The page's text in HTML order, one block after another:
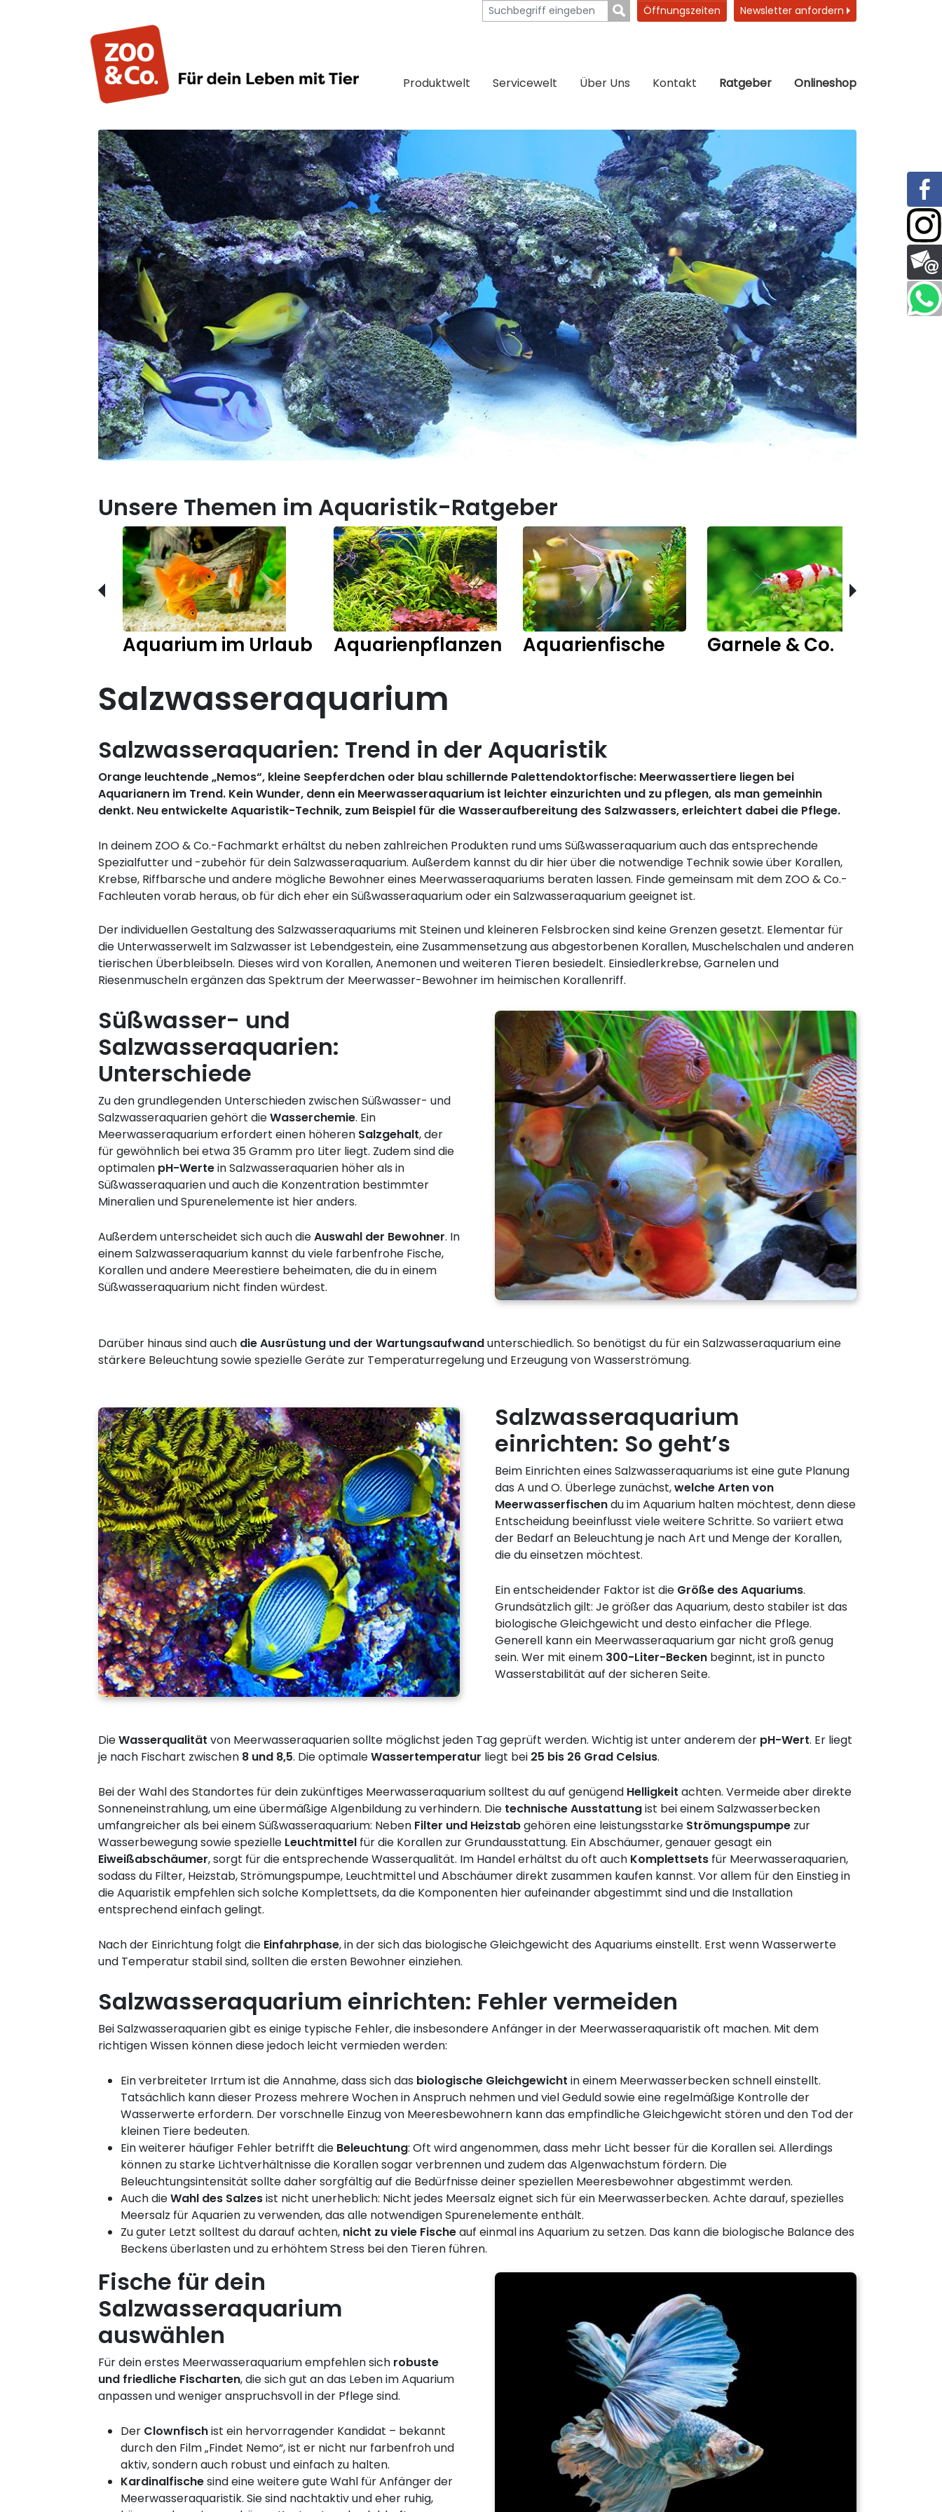
Öffnungszeiten Newsletter anfordern
Produktwelt Servicewelt Über Uns Kontakt Ratgeber Onlineshop
Unsere Themen im Aquaristik-Ratgeber
Aquarium im Urlaub Aquarienpflanzen Aquarienfische Garnele & Co.
Salzwasseraquarium
Salzwasseraquarien: Trend in der Aquaristik
Orange leuchtende „Nemos“, kleine Seepferdchen oder blau schillernde Palettendoktorfische: Meerwassertiere liegen bei
Aquarianern im Trend. Kein Wunder, denn ein Meerwasseraquarium ist leichter einzurichten und zu pflegen, als man gemeinhin
denkt. Neu entwickelte Aquaristik-Technik, zum Beispiel für die Wasseraufbereitung des Salzwassers, erleichtert dabei die Pflege.
In deinem ZOO & Co.-Fachmarkt erhältst du neben zahlreichen Produkten rund ums Süßwasseraquarium auch das entsprechende
Spezialfutter und -zubehör für dein Salzwasseraquarium. Außerdem kannst du dir hier über die notwendige Technik sowie über Korallen,
Krebse, Riffbarsche und andere mögliche Bewohner eines Meerwasseraquariums beraten lassen. Finde gemeinsam mit dem ZOO & Co.-
Fachleuten vorab heraus, ob für dich eher ein Süßwasseraquarium oder ein Salzwasseraquarium geeignet ist.
Der individuellen Gestaltung des Salzwasseraquariums mit Steinen und kleineren Felsbrocken sind keine Grenzen gesetzt. Elementar für
die Unterwasserwelt im Salzwasser ist Lebendgestein, eine Zusammensetzung aus abgestorbenen Korallen, Muschelschalen und anderen
tierischen Überbleibseln. Dieses wird von Korallen, Anemonen und weiteren Tieren besiedelt. Einsiedlerkrebse, Garnelen und
Riesenmuscheln ergänzen das Spektrum der Meerwasser-Bewohner im heimischen Korallenriff.
Süßwasser- und
Salzwasseraquarien:
Unterschiede
Zu den grundlegenden Unterschieden zwischen Süßwasser- und
Salzwasseraquarien gehört dieWasserchemie. Ein
Meerwasseraquarium erfordert einen höheren Salzgehalt, der
für gewöhnlich bei etwa 35 Gramm pro Liter liegt. Zudem sind die
optimalen pH-Wertein Salzwasseraquarien höher als in
Süßwasseraquarien und auch die Konzentration bestimmter
Mineralien und Spurenelemente ist hier anders.
Außerdem unterscheidet sich auch dieAuswahl der Bewohner. In
einem Salzwasseraquarium kannst du viele farbenfrohe Fische,
Korallen und andere Meerestiere beheimaten, die du in einem
Süßwasseraquarium nicht finden würdest.
Darüber hinaus sind auch die Ausrüstung und der Wartungsaufwandunterschiedlich. So benötigst du für ein Salzwasseraquarium eine
stärkere Beleuchtung sowie spezielle Geräte zur Temperaturregelung und Erzeugung von Wasserströmung.
Salzwasseraquarium
einrichten: So geht’s
Beim Einrichten eines Salzwasseraquariums ist eine gute Planung
das A und O. Überlege zunächst,welche Arten von
Meerwasserfischendu im Aquarium halten möchtest, denn diese
Entscheidung beeinflusst viele weitere Schritte. So variiert etwa
der Bedarf an Beleuchtung je nach Art und Menge der Korallen,
die du einsetzen möchtest.
Ein entscheidender Faktor ist die Größe des Aquariums.
Grundsätzlich gilt: Je größer das Aquarium, desto stabiler ist das
biologische Gleichgewicht und desto einfacher die Pflege.
Generell kann ein Meerwasseraquarium gar nicht groß genug
sein. Wer mit einem 300-Liter-Becken beginnt, ist in puncto
Wasserstabilität auf der sicheren Seite.
DieWasserqualität von Meerwasseraquarien sollte möglichst jeden Tag geprüft werden. Wichtig ist unter anderem der pH-Wert. Er liegt
je nach Fischart zwischen 8 und 8,5. Die optimaleWassertemperatur liegt bei 25 bis 26 Grad Celsius.
Bei der Wahl des Standortes für dein zukünftiges Meerwasseraquarium solltest du auf genügend Helligkeit achten. Vermeide aber direkte
Sonneneinstrahlung, um eine übermäßige Algenbildung zu verhindern. Die technische Ausstattungist bei einem Salzwasserbecken
umfangreicher als bei einem Süßwasseraquarium: Neben Filter und Heizstabgehören eine leistungsstarke Strömungspumpe zur
Wasserbewegung sowie spezielle Leuchtmittel für die Korallen zur Grundausstattung. Ein Abschäumer, genauer gesagt ein
Eiweißabschäumer, sorgt für die entsprechende Wasserqualität. Im Handel erhältst du oft auch Komplettsets für Meerwasseraquarien,
sodass du Filter, Heizstab, Strömungspumpe, Leuchtmittel und Abschäumer direkt zusammen kaufen kannst. Vor allem für den Einstieg in
die Aquaristik empfehlen sich solche Komplettsets, da die Komponenten hier aufeinander abgestimmt sind und die Installation
entsprechend einfach gelingt.
Nach der Einrichtung folgt die Einfahrphase, in der sich das biologische Gleichgewicht des Aquariums einstellt. Erst wenn Wasserwerte
und Temperatur stabil sind, sollten die ersten Bewohner einziehen.
Salzwasseraquarium einrichten: Fehler vermeiden
Bei Salzwasseraquarien gibt es einige typische Fehler, die insbesondere Anfänger in der Meerwasseraquaristik oft machen. Mit dem
richtigen Wissen können diese jedoch leicht vermieden werden:
Ein verbreiteter Irrtum ist die Annahme, dass sich das biologische Gleichgewicht in einem Meerwasserbecken schnell einstellt.
Tatsächlich kann dieser Prozess mehrere Wochen in Anspruch nehmen und viel Geduld sowie eine regelmäßige Kontrolle der
Wasserwerte erfordern. Der vorschnelle Einzug von Meeresbewohnern kann das empfindliche Gleichgewicht stören und den Tod der
kleinen Tiere bedeuten.
Ein weiterer häufiger Fehler betrifft die Beleuchtung: Oft wird angenommen, dass mehr Licht besser für die Korallen sei. Allerdings
können zu starke Lichtverhältnisse die Korallen sogar verbrennen und zudem das Algenwachstum fördern. Die
Beleuchtungsintensität sollte daher sorgfältig auf die Bedürfnisse deiner speziellen Meeresbewohner abgestimmt werden.
Auch dieWahl des Salzesist nicht unerheblich: Nicht jedes Meersalz eignet sich für ein Meerwasserbecken. Achte darauf, spezielles
Meersalz für Aquarien zu verwenden, das alle notwendigen Spurenelemente enthält.
Zu guter Letzt solltest du darauf achten, nicht zu viele Fischeauf einmal ins Aquarium zu setzen. Das kann die biologische Balance des
Beckens überlasten und zu erhöhtem Stress bei den Tieren führen.
Fische für dein
Salzwasseraquarium
auswählen
Für dein erstes Meerwasseraquarium empfehlen sich robuste
und friedliche Fischarten, die sich gut an das Leben im Aquarium
anpassen und weniger anspruchsvoll in der Pflege sind.
Der Clownfischist ein hervorragender Kandidat – bekannt
durch den Film „Findet Nemo“, ist er nicht nur farbenfroh und
aktiv, sondern auch robust und einfach zu halten.
Kardinalfischesind eine weitere gute Wahl für Anfänger der
Meerwasseraquaristik. Sie sind nachtaktiv und eher ruhig,